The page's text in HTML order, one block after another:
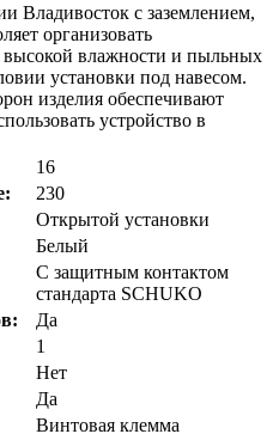
Владивосток с заземлением,
организовать
высокой влажности и пыльных
установки под навесом.
изделия обеспечивают
устройство в
16
230
Открытой установки
Белый
С защитным контактом
стандарта SCHUKO
Да
1
Нет
Да
Винтовая клемма